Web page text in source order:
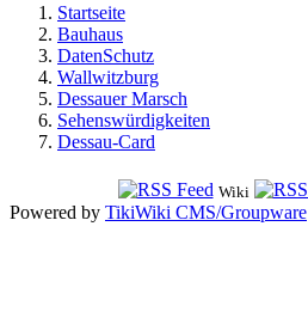
Startseite
Bauhaus
DatenSchutz
Wallwitzburg
Dessauer Marsch
Sehenswürdigkeiten
Dessau-Card
Wiki
Powered by TikiWiki CMS/Groupware